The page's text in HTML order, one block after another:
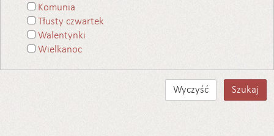
Komunia
Tłusty czwartek
Walentynki
Wielkanoc